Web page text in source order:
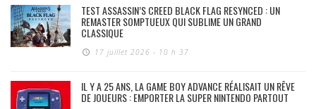
TEST ASSASSIN’S CREED BLACK FLAG RESYNCED : UN
REMASTER SOMPTUEUX QUI SUBLIME UN GRAND
CLASSIQUE
17 juillet 2026 - 10 h 37
IL Y A 25 ANS, LA GAME BOY ADVANCE RÉALISAIT UN RÊVE
DE JOUEURS : EMPORTER LA SUPER NINTENDO PARTOUT